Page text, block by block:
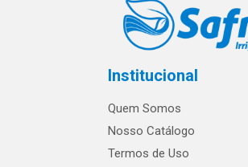
Institucional
Quem Somos
Nosso Catálogo
Termos de Uso